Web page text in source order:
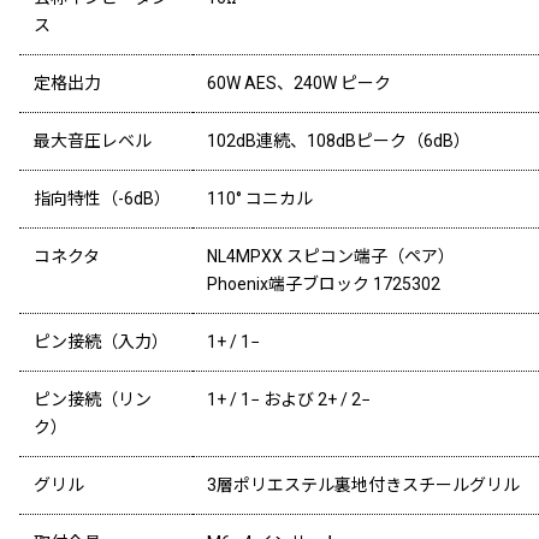
ス
定格出力 60W AES、240W ピーク
最大音圧レベル 102dB連続、108dBピーク（6dB）
指向特性（-6dB） 110° コニカル
コネクタ
NL4MPXX スピコン端子（ペア）
Phoenix端子ブロック 1725302
ピン接続（入力） 1+ / 1−
ピン接続（リン
ク）
1+ / 1− および 2+ / 2−
グリル 3層ポリエステル裏地付きスチールグリル